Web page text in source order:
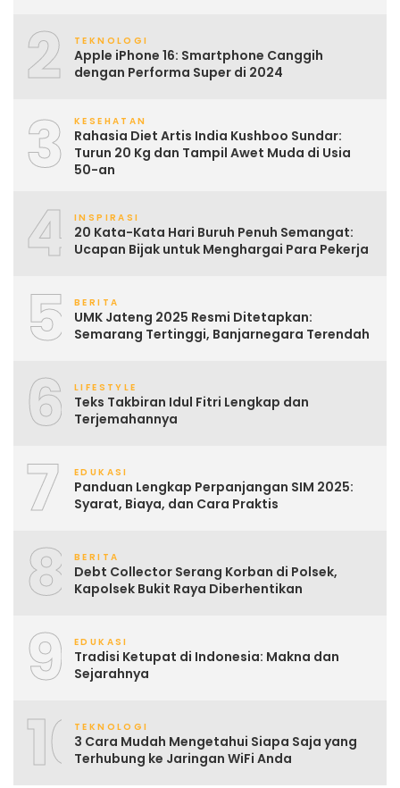
2 TEKNOLOGI
Apple iPhone 16: Smartphone Canggih
dengan Performa Super di 2024
3 KESEHATAN
Rahasia Diet Artis India Kushboo Sundar:
Turun 20 Kg dan Tampil Awet Muda di Usia
50-an
4 INSPIRASI
20 Kata-Kata Hari Buruh Penuh Semangat:
Ucapan Bijak untuk Menghargai Para Pekerja
5 BERITA
UMK Jateng 2025 Resmi Ditetapkan:
Semarang Tertinggi, Banjarnegara Terendah
6 LIFESTYLE
Teks Takbiran Idul Fitri Lengkap dan
Terjemahannya
7 EDUKASI
Panduan Lengkap Perpanjangan SIM 2025:
Syarat, Biaya, dan Cara Praktis
8 BERITA
Debt Collector Serang Korban di Polsek,
Kapolsek Bukit Raya Diberhentikan
9 EDUKASI
Tradisi Ketupat di Indonesia: Makna dan
Sejarahnya
10TEKNOLOGI
3 Cara Mudah Mengetahui Siapa Saja yang
Terhubung ke Jaringan WiFi Anda